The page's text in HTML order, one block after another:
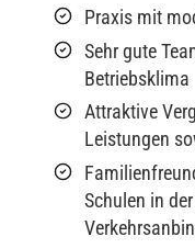
Praxis mit
Sehr gute
Betriebsklima
Attraktive
Leistungen
Schulen in